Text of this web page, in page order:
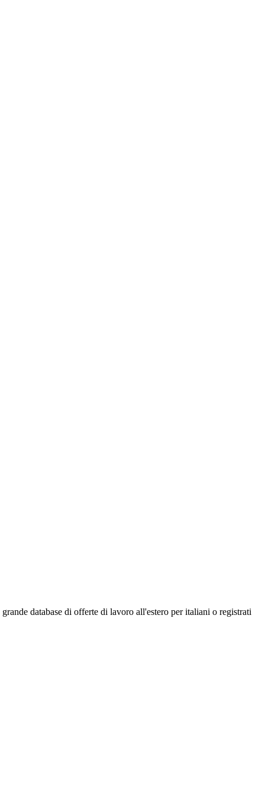
database di offerte di lavoro all'estero per italiani o registrati